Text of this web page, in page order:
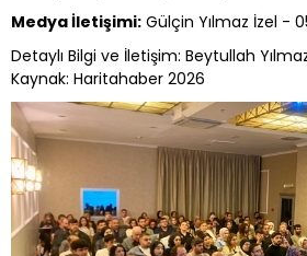
Medya İletişimi: Gülçin Yılmaz İzel -
Detaylı Bilgi ve İletişim: Beytullah
Kaynak: Haritahaber 2026